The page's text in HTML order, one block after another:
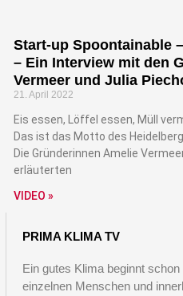
Start-up Spoontainable
– Ein Interview mit den
Vermeer und Julia
21. April 2022
Eis essen, Löffel essen, Müll
Das ist das Motto des
Die Gründerinnen Amelie
erläuterten
VIDEO »
PRIMA KLIMA TV
Ein gutes Klima beginnt
einzelnen Menschen und